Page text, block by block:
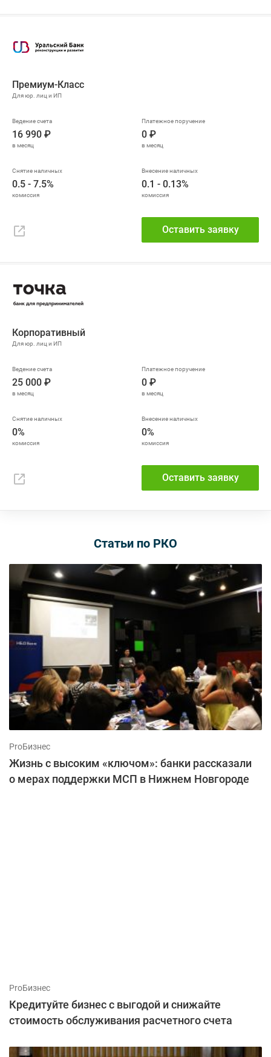
Премиум-Класс
16 990 ₽ 0 ₽
0.5 - 7.5% 0.1 - 0.13%
Оставить заявку
Корпоративный
25 000 ₽ 0 ₽
0% 0%
Оставить заявку
Статьи по РКО
ProБизнес
Жизнь с высоким «ключом»: банки рассказали
о мерах поддержки МСП в Нижнем Новгороде
ProБизнес
Кредитуйте бизнес с выгодой и снижайте
стоимость обслуживания расчетного счета